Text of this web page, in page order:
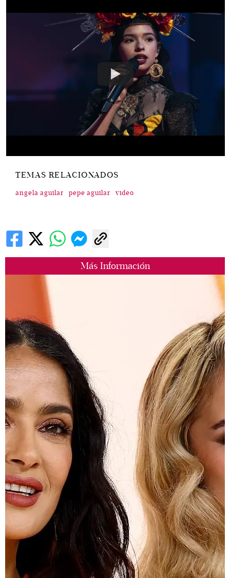
Más Información
TEMAS RELACIONADOS
angela aguilar pepe aguilar video